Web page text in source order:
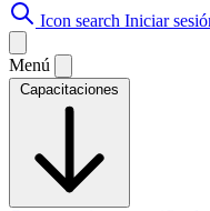
Icon search Iniciar
Menú
Capacitaciones